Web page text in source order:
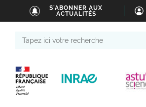
S'ABONNER AUX
ACTUALITÉS